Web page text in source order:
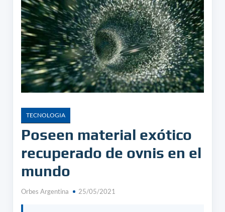
TECNOLOGIA
Poseen material exótico
recuperado de ovnis en el
mundo
Orbes Argentina 25/05/2021